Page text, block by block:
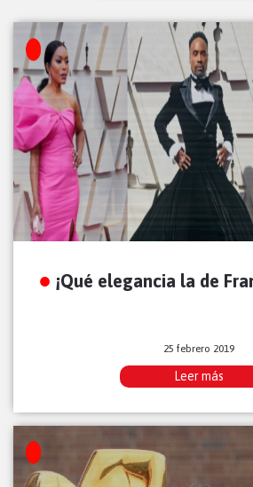
¡Qué elegancia la de
25 febrero 2019
Leer más